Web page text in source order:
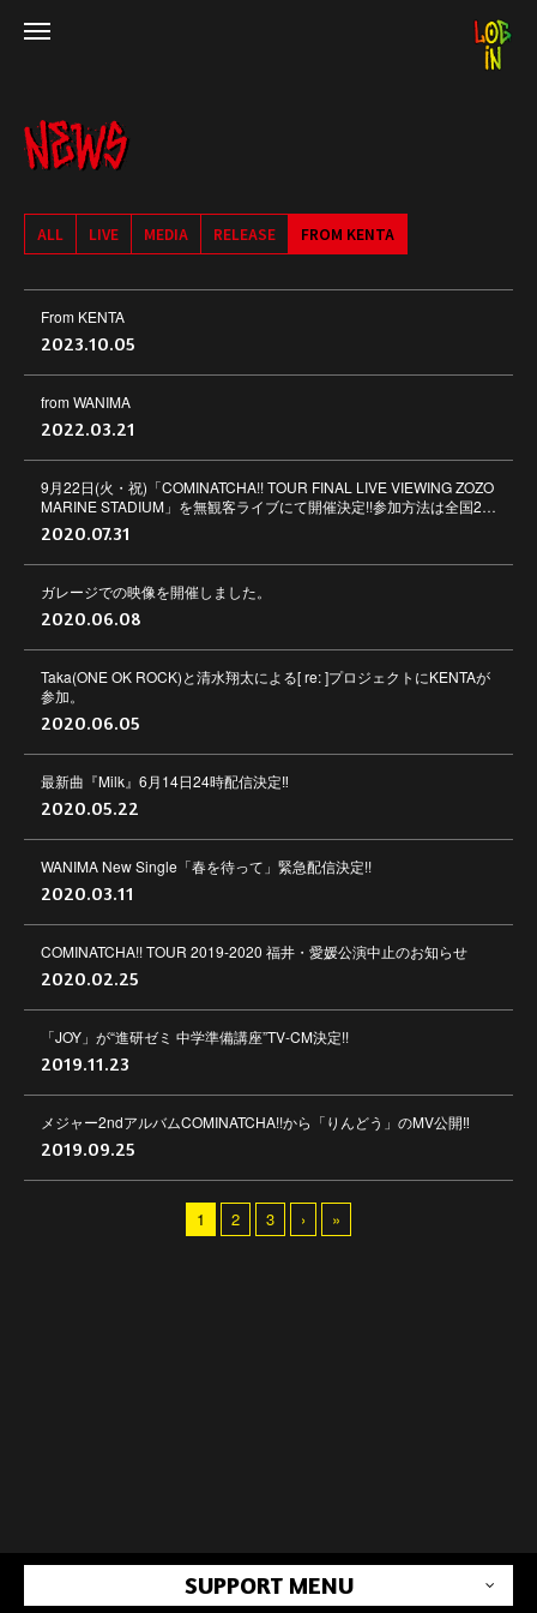
ALL LIVE MEDIA RELEASE FROM KENTA
From KENTA
2023.10.05
from WANIMA
2022.03.21
9月22日(火・祝)「COMINATCHA!! TOUR FINAL LIVE VIEWING ZOZO
MARINE STADIUM」を無観客ライブにて開催決定!!参加方法は全国2…
2020.07.31
ガレージでの映像を開催しました。
2020.06.08
Taka(ONE OK ROCK)と清水翔太による[ re: ]プロジェクトにKENTAが
参加。
2020.06.05
最新曲『Milk』6月14日24時配信決定‼︎
2020.05.22
WANIMA New Single「春を待って」緊急配信決定!!
2020.03.11
COMINATCHA!! TOUR 2019-2020 福井・愛媛公演中止のお知らせ
2020.02.25
「JOY」が“進研ゼミ 中学準備講座”TV-CM決定!!
2019.11.23
メジャー2ndアルバムCOMINATCHA!!から「りんどう」のMV公開‼
2019.09.25
1 2 3 › »
SUPPORT MENU